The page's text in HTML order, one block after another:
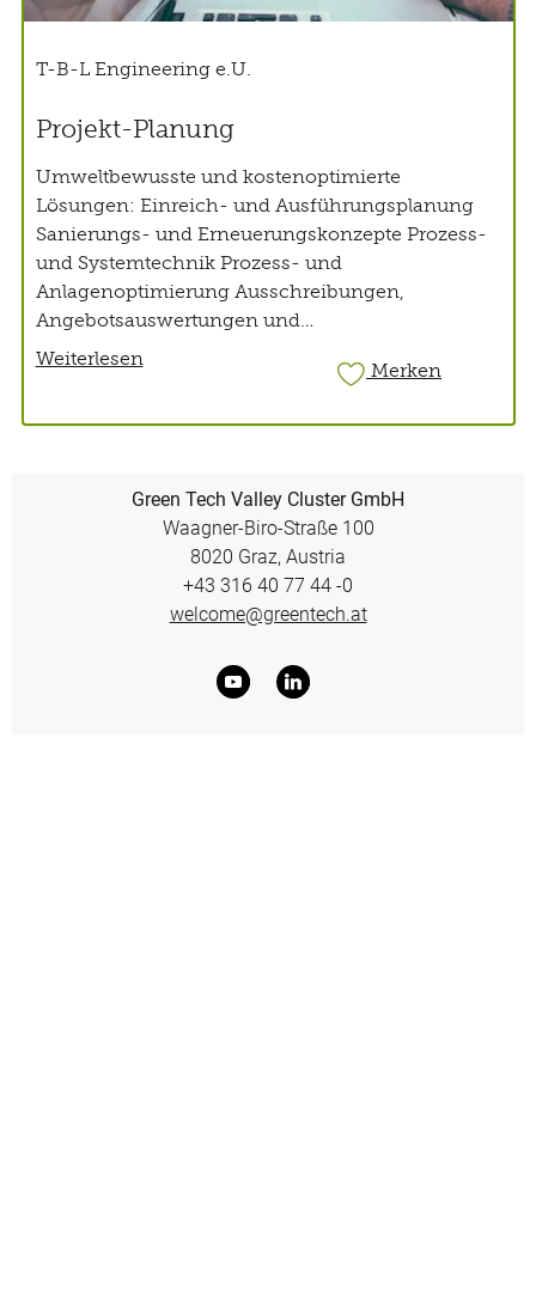
T-B-L Engineering e.U.
Projekt-Planung
Umweltbewusste und kostenoptimierte
Lösungen: Einreich- und Ausführungsplanung
Sanierungs- und Erneuerungskonzepte Prozess-
und Systemtechnik Prozess- und
Anlagenoptimierung Ausschreibungen,
Angebotsauswertungen und
Vergabeempfehlungen, etc.
Weiterlesen Merken
Green Tech Valley Cluster GmbH
Waagner-Biro-Straße 100
8020 Graz, Austria
+43 316 40 77 44 -0
welcome@greentech.at